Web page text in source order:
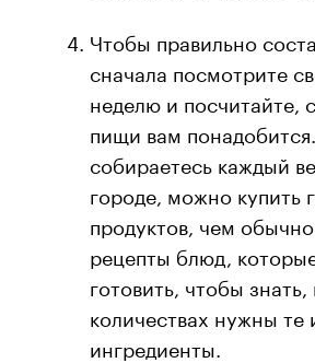
Чтобы правильно
сначала посмотрите
неделю и посчитайте,
пищи вам
собираетесь каждый
городе, можно купить
продуктов, чем
рецепты блюд,
готовить, чтобы
количествах нужны
ингредиенты.